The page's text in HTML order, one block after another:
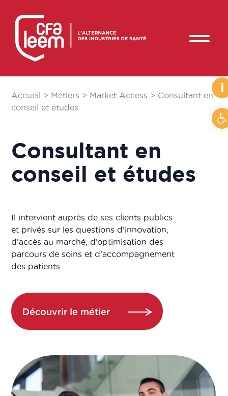
i
Accueil > Métiers > Market Access > Consultant en
conseil et études
Consultant en
conseil et études
Il intervient auprès de ses clients publics
et privés sur les questions d’innovation,
d’accès au marché, d’optimisation des
parcours de soins et d’accompagnement
des patients.
Découvrir le métier